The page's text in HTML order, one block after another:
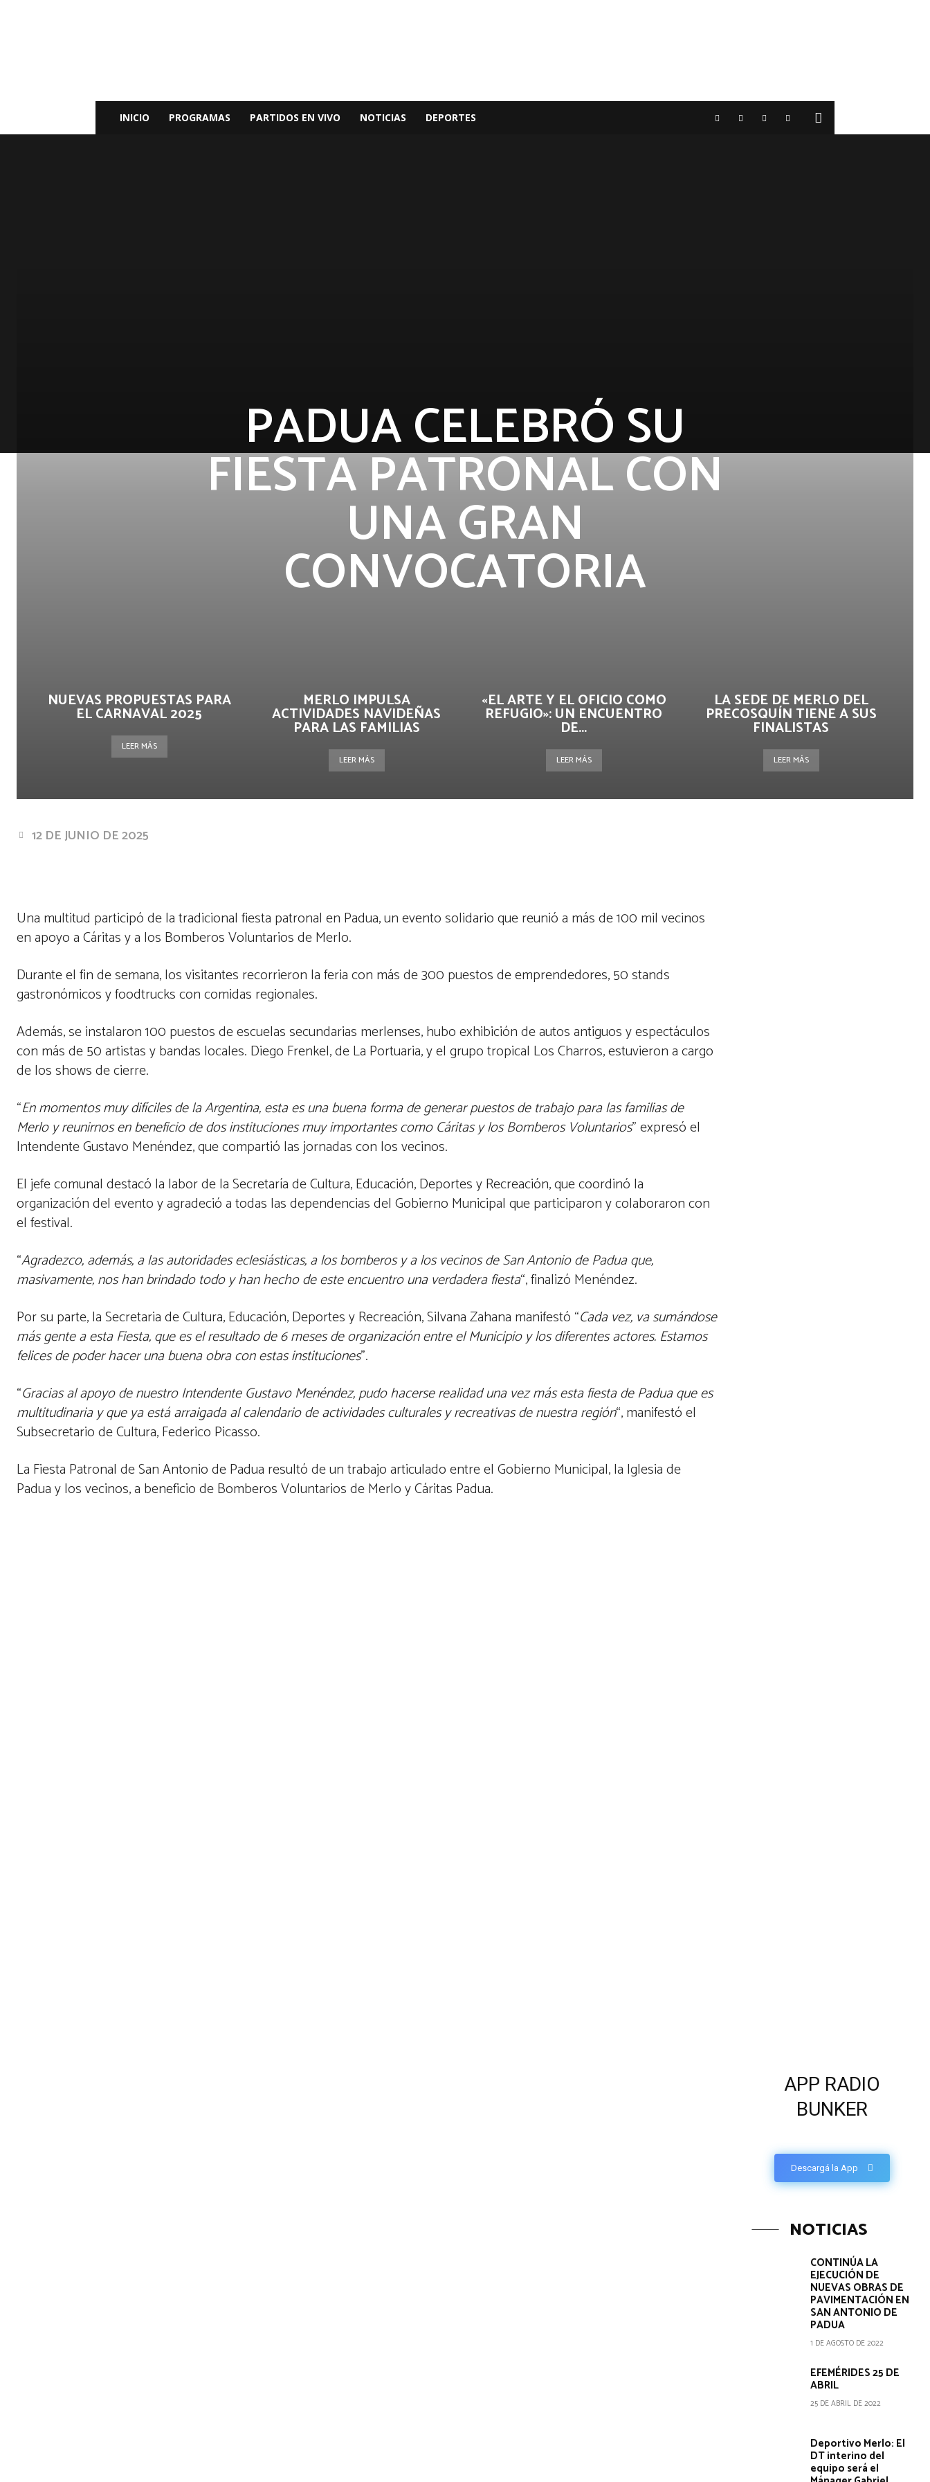
INICIO PROGRAMAS PARTIDOS EN VIVO NOTICIAS DEPORTES
PADUA CELEBRÓ SU
FIESTA PATRONAL CON
UNA GRAN
CONVOCATORIA
NUEVAS PROPUESTAS PARA
EL CARNAVAL 2025
LEER MÁS
MERLO IMPULSA
ACTIVIDADES NAVIDEÑAS
PARA LAS FAMILIAS
LEER MÁS
«EL ARTE Y EL OFICIO COMO
REFUGIO»: UN ENCUENTRO
DE...
LEER MÁS
LA SEDE DE MERLO DEL
PRECOSQUÍN TIENE A SUS
FINALISTAS
LEER MÁS
12 DE JUNIO DE 2025
Una multitud participó de la tradicional fiesta patronal en Padua, un evento solidario que reunió a más de 100 mil vecinos
en apoyo a Cáritas y a los Bomberos Voluntarios de Merlo.
Durante el fin de semana, los visitantes recorrieron la feria con más de 300 puestos de emprendedores, 50 stands
gastronómicos y foodtrucks con comidas regionales.
Además, se instalaron 100 puestos de escuelas secundarias merlenses, hubo exhibición de autos antiguos y espectáculos
con más de 50 artistas y bandas locales. Diego Frenkel, de La Portuaria, y el grupo tropical Los Charros, estuvieron a cargo
de los shows de cierre.
“En momentos muy difíciles de la Argentina, esta es una buena forma de generar puestos de trabajo para las familias de
Merlo y reunirnos en beneficio de dos instituciones muy importantes como Cáritas y los Bomberos Voluntarios” expresó el
Intendente Gustavo Menéndez, que compartió las jornadas con los vecinos.
El jefe comunal destacó la labor de la Secretaría de Cultura, Educación, Deportes y Recreación, que coordinó la
organización del evento y agradeció a todas las dependencias del Gobierno Municipal que participaron y colaboraron con
el festival.
“Agradezco, además, a las autoridades eclesiásticas, a los bomberos y a los vecinos de San Antonio de Padua que,
masivamente, nos han brindado todo y han hecho de este encuentro una verdadera fiesta“, finalizó Menéndez.
Por su parte, la Secretaria de Cultura, Educación, Deportes y Recreación, Silvana Zahana manifestó “Cada vez, va sumándose
más gente a esta Fiesta, que es el resultado de 6 meses de organización entre el Municipio y los diferentes actores. Estamos
felices de poder hacer una buena obra con estas instituciones”.
“Gracias al apoyo de nuestro Intendente Gustavo Menéndez, pudo hacerse realidad una vez más esta fiesta de Padua que es
multitudinaria y que ya está arraigada al calendario de actividades culturales y recreativas de nuestra región“, manifestó el
Subsecretario de Cultura, Federico Picasso.
La Fiesta Patronal de San Antonio de Padua resultó de un trabajo articulado entre el Gobierno Municipal, la Iglesia de
Padua y los vecinos, a beneficio de Bomberos Voluntarios de Merlo y Cáritas Padua.
APP RADIO
BUNKER
Descargá la App
NOTICIAS
CONTINÚA LA
EJECUCIÓN DE
NUEVAS OBRAS DE
PAVIMENTACIÓN EN
SAN ANTONIO DE
PADUA
1 DE AGOSTO DE 2022
EFEMÉRIDES 25 DE
ABRIL
25 DE ABRIL DE 2022
Deportivo Merlo: El
DT interino del
equipo será el